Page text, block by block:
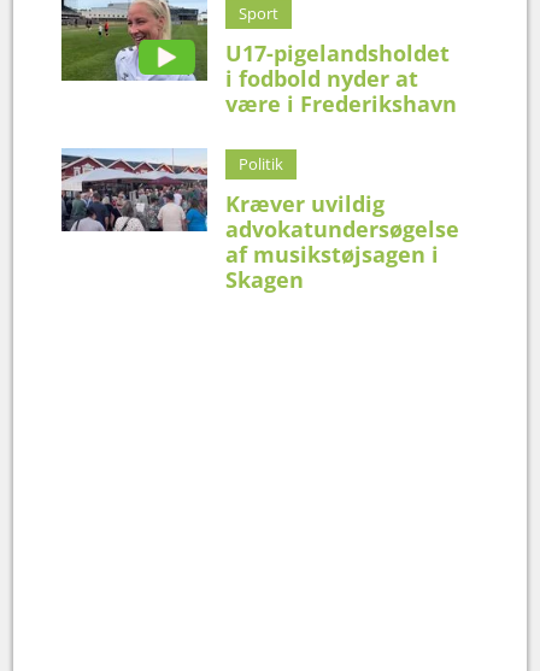
Sport
U17-pigelandsholdet
i fodbold nyder at
være i Frederikshavn
Politik
Kræver uvildig
advokatundersøgelse
af musikstøjsagen i
Skagen